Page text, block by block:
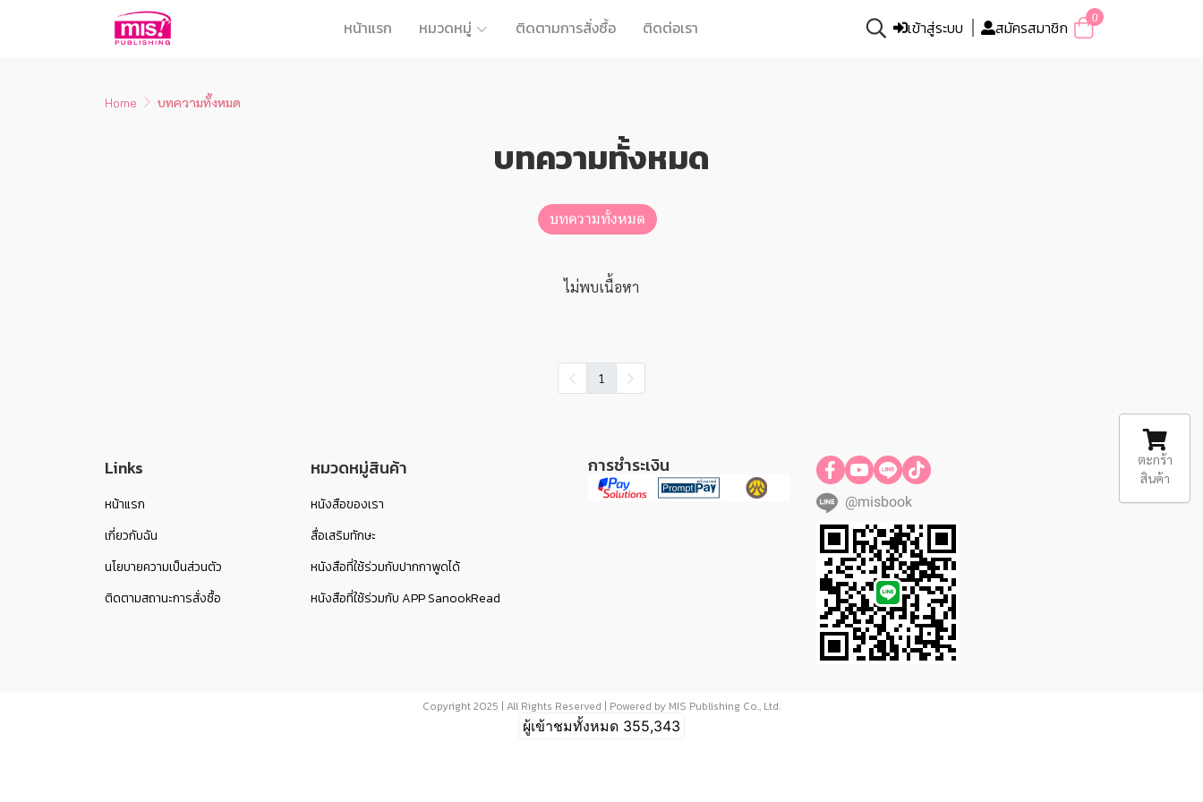
หน้าแรก หมวดหมู่ ติดตามการสั่งซื้อ ติดต่อเรา เข้าสู่ระบบ สมัครสมาชิก 0
Home บทความทั้งหมด
บทความทั้งหมด
บทความทั้งหมด
ไม่พบเนื้อหา
1
Links
หน้าแรก
เกี่ยวกับฉัน
นโยบายความเป็นส่วนตัว
ติดตามสถานะการสั่งซื้อ
หมวดหมู่สินค้า
หนังสือของเรา
สื่อเสริมทักษะ
หนังสือที่ใช้ร่วมกับปากกาพูดได้
หนังสือที่ใช้ร่วมกับ APP SanookRead
การชำระเงิน
@misbook
Copyright 2025 | All Rights Reserved | Powered by MIS Publishing Co., Ltd.
ผู้เข้าชมทั้งหมด 355,343
ตะกร้า
สินค้า